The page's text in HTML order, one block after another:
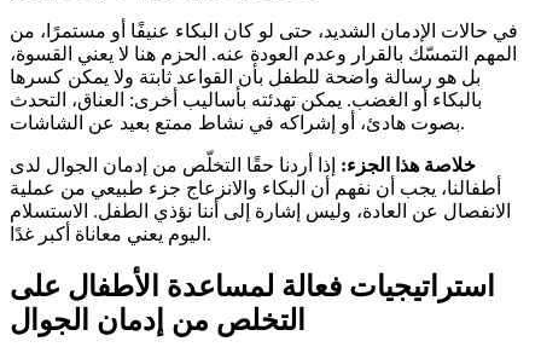
في حالات الإدمان الشديد، حتى لو كان البكاء عنيفًا أو مستمرًا، من
المهم التمسّك بالقرار وعدم العودة عنه. الحزم هنا لا يعني القسوة،
بل هو رسالة واضحة للطفل بأن القواعد ثابتة ولا يمكن كسرها
بالبكاء أو الغضب. يمكن تهدئته بأساليب أخرى: العناق، التحدث
بصوت هادئ، أو إشراكه في نشاط ممتع بعيد عن الشاشات.
خلاصة هذا الجزء: إذا أردنا حقًا التخلّص من إدمان الجوال لدى
أطفالنا، يجب أن نفهم أن البكاء والانزعاج جزء طبيعي من عملية
الانفصال عن العادة، وليس إشارة إلى أننا نؤذي الطفل. الاستسلام
اليوم يعني معاناة أكبر غدًا.
استراتيجيات فعالة لمساعدة الأطفال على
التخلص من إدمان الجوال